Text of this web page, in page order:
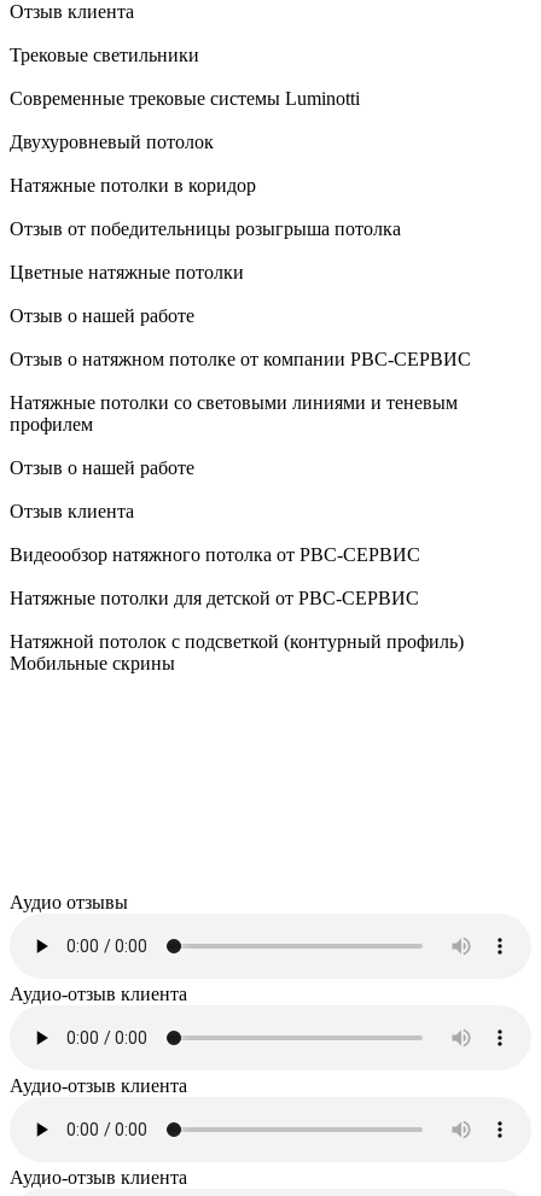
Отзыв клиента
Трековые светильники
Современные трековые системы Luminotti
Двухуровневый потолок
Натяжные потолки в коридор
Отзыв от победительницы розыгрыша потолка
Цветные натяжные потолки
Отзыв о нашей работе
Отзыв о натяжном потолке от компании РВС-СЕРВИС
Натяжные потолки со световыми линиями и теневым
профилем
Отзыв о нашей работе
Отзыв клиента
Видеообзор натяжного потолка от РВС-СЕРВИС
Натяжные потолки для детской от РВС-СЕРВИС
Натяжной потолок с подсветкой (контурный профиль)
Мобильные скрины
Аудио отзывы
Аудио-отзыв клиента
Аудио-отзыв клиента
Аудио-отзыв клиента